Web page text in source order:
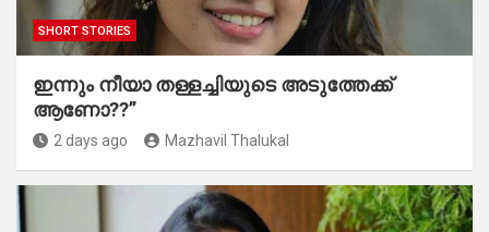
SHORT STORIES
ഇന്നും നീയാ തള്ളച്ചിയുടെ അടുത്തേക്ക്
ആണോ??”
2 days ago Mazhavil Thalukal